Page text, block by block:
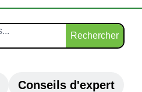
Rechercher
Conseils d'expert